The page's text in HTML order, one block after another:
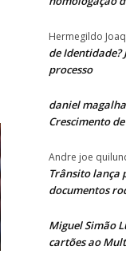
Hermegildo
de Identidade?
processo
daniel
Crescimento
Andre joe
Trânsito lança
documentos
Miguel Simão
cartões ao